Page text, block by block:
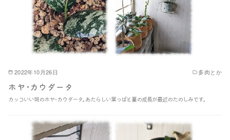
2022年10月26日 多肉とか
ホヤ･カウダータ
カッコいい斑のホヤ･カウダータ｡あたらしい葉っぱと蔓の成長が最近のたのしみです｡